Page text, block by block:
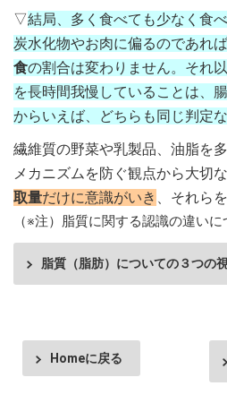
▽結局、多く食べても少なく食
炭水化物やお肉に偏るのであれ
食の割合は変わりません。それ
を長時間我慢していることは、
からいえば、どちらも同じ判定な
繊維質の野菜や乳製品、油脂を
メカニズムを防ぐ観点から大切な
取量だけに意識がいき 、それら
（※注）脂質に関する認識の違いに
脂質（脂肪）についての３つの
Homeに戻る